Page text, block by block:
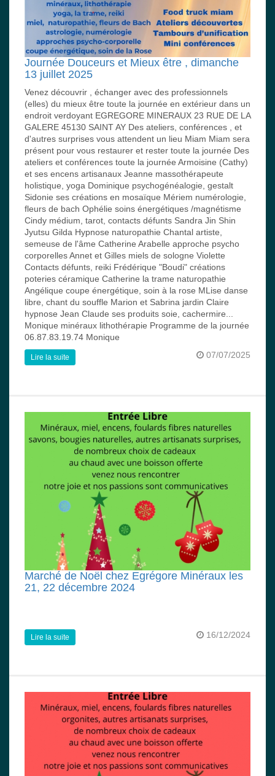
Journée Douceurs et Mieux être , dimanche
13 juillet 2025
Venez découvrir , échanger avec des professionnels
(elles) du mieux être toute la journée en extérieur dans un
endroit verdoyant EGREGORE MINERAUX 23 RUE DE LA
GALERE 45130 SAINT AY Des ateliers, conférences , et
d'autres surprises vous attendent un lieu Miam Miam sera
présent pour vous restaurer et rester toute la journée Des
ateliers et conférences toute la journée Armoisine (Cathy)
et ses encens artisanaux Jeanne massothérapeute
holistique, yoga Dominique psychogénéalogie, gestalt
Sidonie ses créations en mosaïque Mériem numérologie,
fleurs de bach Ophélie soins énergétiques /magnétisme
Cindy médium, tarot, contacts défunts Sandra Jin Shin
Jyutsu Gilda Hypnose naturopathie Chantal artiste,
semeuse de l'âme Catherine Arabelle approche psycho
corporelles Annet et Gilles miels de sologne Violette
Contacts défunts, reiki Frédérique "Boudi" créations
poteries céramique Catherine la trame naturopathie
Angélique coupe énergétique, soin à la rose MLise danse
libre, chant du souffle Marion et Sabrina jardin Claire
hypnose Jean Claude ses produits soie, cachermire...
Monique minéraux lithothérapie Programme de la journée
06.87.83.19.74 Monique
07/07/2025
Lire la suite
Marché de Noël chez Egrégore Minéraux les
21, 22 décembre 2024
16/12/2024
Lire la suite